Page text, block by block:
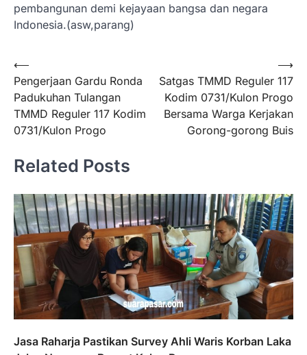
pembangunan demi kejayaan bangsa dan negara
Indonesia.(asw,parang)
Navigasi
pos
⟵
Pengerjaan Gardu Ronda
Padukuhan Tulangan
TMMD Reguler 117 Kodim
0731/Kulon Progo
Satgas TMMD Reguler 117
Kodim 0731/Kulon Progo
Bersama Warga Kerjakan
Gorong-gorong Buis
⟶
Related Posts
Jasa Raharja Pastikan Survey Ahli Waris Korban Laka